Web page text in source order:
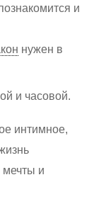
и
нужен в
и часовой.
интимное,
мечты и